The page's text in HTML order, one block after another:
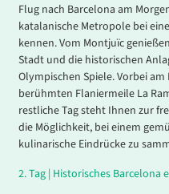
Flug nach Barcelona am
katalanische Metropole bei
kennen. Vom Montjuïc
Stadt und die historischen
Olympischen Spiele. Vorbei
berühmten Flaniermeile La
restliche Tag steht Ihnen zur
die Möglichkeit, bei einem
kulinarische Eindrücke zu
2.Tag | Historisches Barcelona